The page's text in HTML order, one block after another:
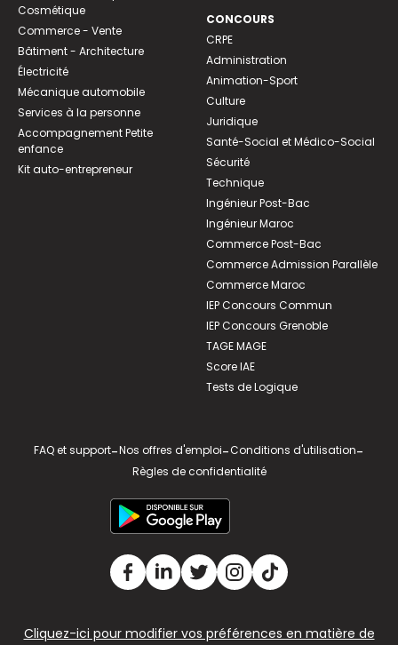
Cosmétique
Commerce - Vente
Bâtiment - Architecture
Électricité
Mécanique automobile
Services à la personne
Accompagnement Petite
enfance
Kit auto-entrepreneur
CONCOURS
CRPE
Administration
Animation-Sport
Culture
Juridique
Santé-Social et Médico-Social
Sécurité
Technique
Ingénieur Post-Bac
Ingénieur Maroc
Commerce Post-Bac
Commerce Admission Parallèle
Commerce Maroc
IEP Concours Commun
IEP Concours Grenoble
TAGE MAGE
Score IAE
Tests de Logique
FAQ et support-Nos offres d'emploi-Conditions d'utilisation-
Règles de confidentialité
Cliquez-ici pour modifier vos préférences en matière de